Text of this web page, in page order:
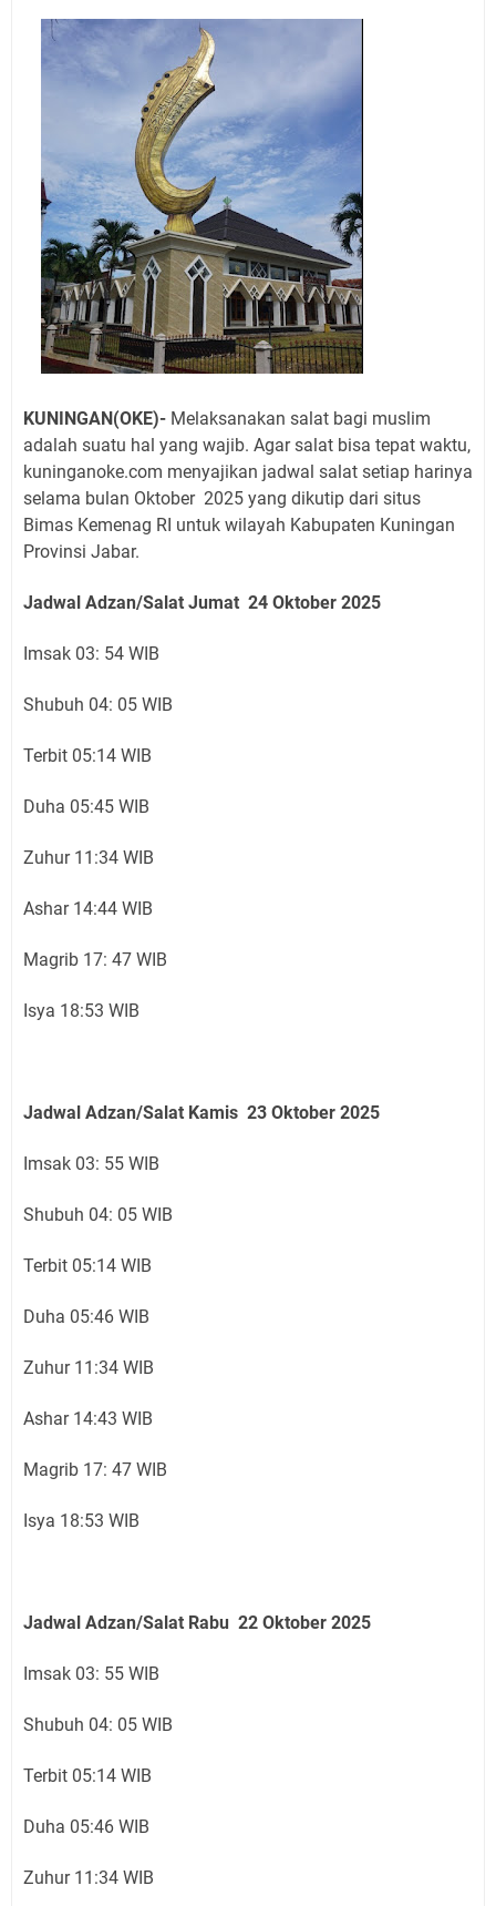
Nobar Final Piala Presiden 2026 Bersama Kebo Bule
Sangat Seru
Warga Mulai Kesulitan Air Bersih Akibat Kekeringan,
Polres Kuningan dan PAM Tirta Kamuning Salurakan
12 Ribu Liter
Uniku Jadi Tuan Rumah Pendampingan Penyusunan
Dokumen SPMI
Sudahkah Kita Merdeka Dari Hawa Nafsu?
Info Sembako di Pasar Kepuh Kuningan Kamis 6
Agustus 2026, Daging Naik, Telur Turun
Agenda Kegiatan Bupati Kuningan Jumat 7 Agustus
2026 Ada Tiga, Tapi yang Bakal Dihadiri Hanya Satu
Ini Empat Lokasi Samsat Keliling Kuningan Jumat 7
KUNINGAN(OKE)- Melaksanakan salat bagi muslim
adalah suatu hal yang wajib. Agar salat bisa tepat waktu,
kuninganoke.com menyajikan jadwal salat setiap harinya
selama bulan Oktober 2025 yang dikutip dari situs
Bimas Kemenag RI untuk wilayah Kabupaten Kuningan
Provinsi Jabar.
Jadwal Adzan/Salat Jumat 24 Oktober 2025
Imsak 03: 54 WIB
Shubuh 04: 05 WIB
Terbit 05:14 WIB
Duha 05:45 WIB
Zuhur 11:34 WIB
Ashar 14:44 WIB
Magrib 17: 47 WIB
Isya 18:53 WIB
Jadwal Adzan/Salat Kamis 23 Oktober 2025
Imsak 03: 55 WIB
Shubuh 04: 05 WIB
Terbit 05:14 WIB
Duha 05:46 WIB
Zuhur 11:34 WIB
Ashar 14:43 WIB
Magrib 17: 47 WIB
Isya 18:53 WIB
Jadwal Adzan/Salat Rabu 22 Oktober 2025
Imsak 03: 55 WIB
Shubuh 04: 05 WIB
Terbit 05:14 WIB
Duha 05:46 WIB
Zuhur 11:34 WIB